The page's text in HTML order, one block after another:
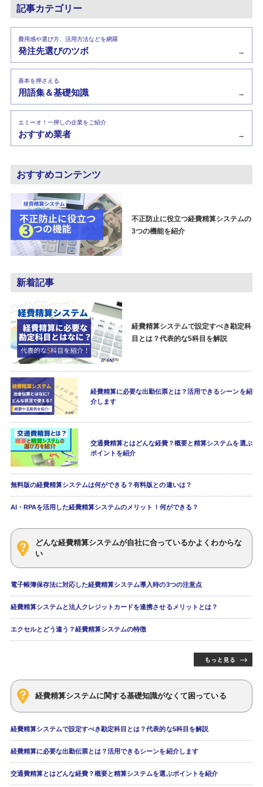
記事カテゴリー
費用感や選び方、活用方法などを網羅
発注先選びのツボ →
基本を押さえる
用語集＆基礎知識 →
エミーオ！一押しの企業をご紹介
おすすめ業者 →
おすすめコンテンツ
不正防止に役立つ経費精算システムの
3つの機能を紹介
新着記事
経費精算システムで設定すべき勘定科
目とは？代表的な5科目を解説
経費精算に必要な出勤伝票とは？活用できるシーンを紹
介します
交通費精算とはどんな経費？概要と精算システムを選ぶ
ポイントを紹介
無料版の経費精算システムは何ができる？有料版との違いは？
AI・RPAを活用した経費精算システムのメリット！何ができる？
どんな経費精算システムが自社に合っているかよくわからな
い
電子帳簿保存法に対応した経費精算システム導入時の3つの注意点
経費精算システムと法人クレジットカードを連携させるメリットとは？
エクセルとどう違う？経費精算システムの特徴
経費精算システムに関する基礎知識がなくて困っている
経費精算システムで設定すべき勘定科目とは？代表的な5科目を解説
経費精算に必要な出勤伝票とは？活用できるシーンを紹介します
交通費精算とはどんな経費？概要と精算システムを選ぶポイントを紹介